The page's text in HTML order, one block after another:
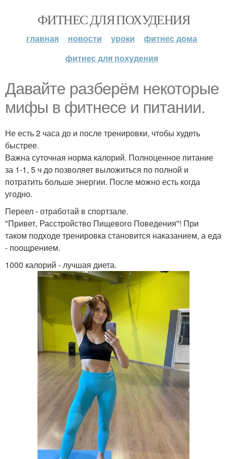
ФИТНЕС ДЛЯ ПОХУДЕНИЯ
главная новости уроки
фитнес дома
фитнес для похудения
Давайте разберём некоторые
мифы в фитнесе и питании.
Не есть 2 часа до и после тренировки, чтобы худеть
быстрее.
Важна суточная норма калорий. Полноценное питание
за 1-1, 5 ч до позволяет выложиться по полной и
потратить больше энергии. После можно есть когда
угодно.
Переел - отработай в спортзале.
"Привет, Расстройство Пищевого Поведения"! При
таком подходе тренировка становится наказанием, а еда
- поощрением.
1000 калорий - лучшая диета.